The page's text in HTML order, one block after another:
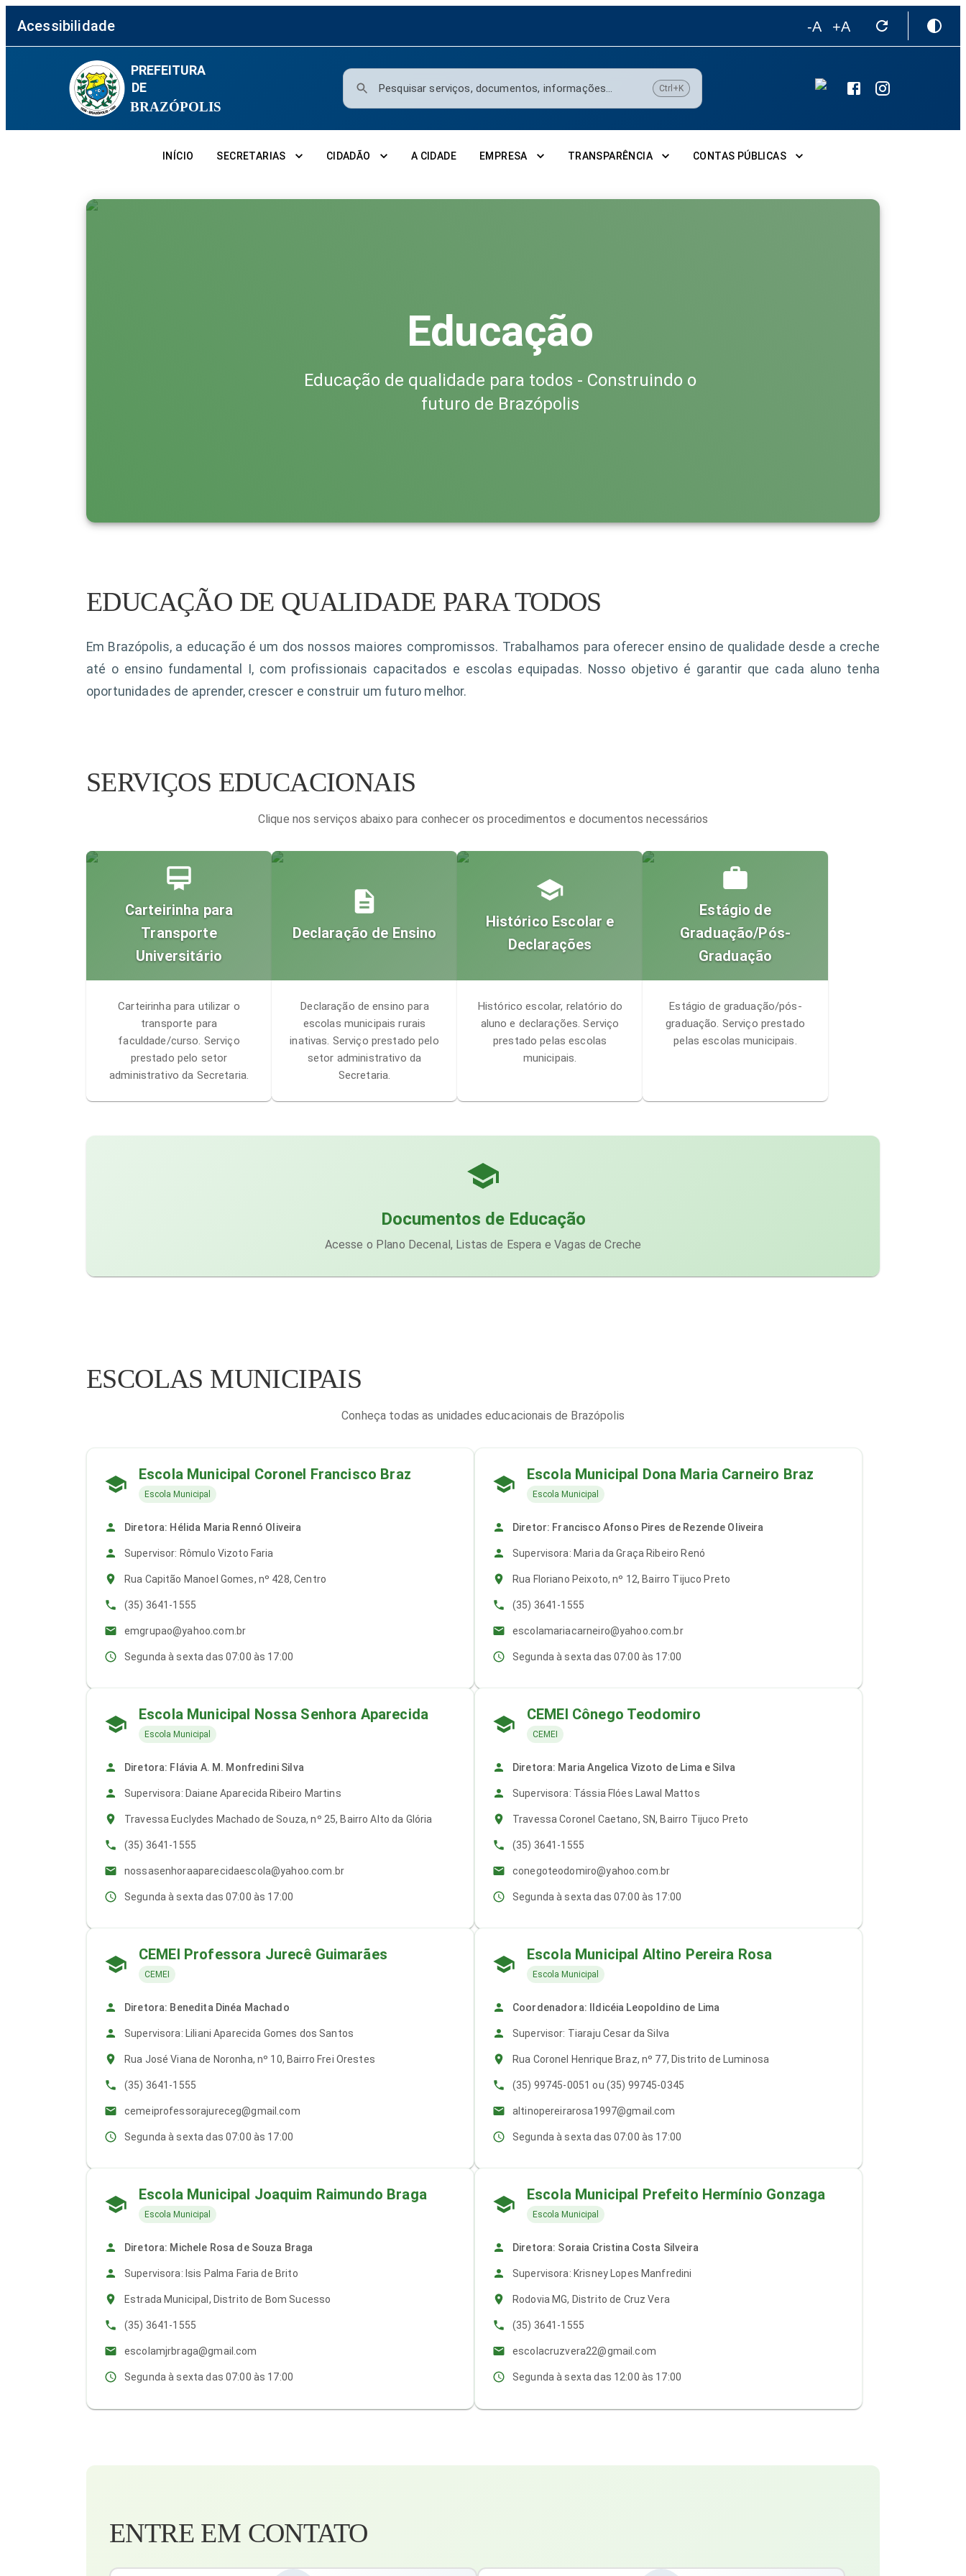
Acessibilidade -A +A
PREFEITURA
DE
BRAZÓPOLIS
Pesquisar serviços, documentos, informações... Ctrl+K
INÍCIO SECRETARIAS CIDADÃO A CIDADE EMPRESA TRANSPARÊNCIA CONTAS PÚBLICAS
Educação
Educação de qualidade para todos - Construindo o
futuro de Brazópolis
EDUCAÇÃO DE QUALIDADE PARA TODOS
Em Brazópolis, a educação é um dos nossos maiores compromissos. Trabalhamos para oferecer ensino de qualidade desde a creche
até o ensino fundamental I, com profissionais capacitados e escolas equipadas. Nosso objetivo é garantir que cada aluno tenha
oportunidades de aprender, crescer e construir um futuro melhor.
SERVIÇOS EDUCACIONAIS
Clique nos serviços abaixo para conhecer os procedimentos e documentos necessários
Carteirinha para
Transporte
Universitário
Carteirinha para utilizar o
transporte para
faculdade/curso. Serviço
prestado pelo setor
administrativo da Secretaria.
Declaração de Ensino
Declaração de ensino para
escolas municipais rurais
inativas. Serviço prestado pelo
setor administrativo da
Secretaria.
Histórico Escolar e
Declarações
Histórico escolar, relatório do
aluno e declarações. Serviço
prestado pelas escolas
municipais.
Estágio de
Graduação/Pós-
Graduação
Estágio de graduação/pós-
graduação. Serviço prestado
pelas escolas municipais.
Documentos de Educação
Acesse o Plano Decenal, Listas de Espera e Vagas de Creche
ESCOLAS MUNICIPAIS
Conheça todas as unidades educacionais de Brazópolis
Escola Municipal Coronel Francisco Braz
Escola Municipal
Diretora: Hélida Maria Rennó Oliveira
Supervisor: Rômulo Vizoto Faria
Rua Capitão Manoel Gomes, nº 428, Centro
(35) 3641-1555
emgrupao@yahoo.com.br
Segunda à sexta das 07:00 às 17:00
Escola Municipal Dona Maria Carneiro Braz
Escola Municipal
Diretor: Francisco Afonso Pires de Rezende Oliveira
Supervisora: Maria da Graça Ribeiro Renó
Rua Floriano Peixoto, nº 12, Bairro Tijuco Preto
(35) 3641-1555
escolamariacarneiro@yahoo.com.br
Segunda à sexta das 07:00 às 17:00
Escola Municipal Nossa Senhora Aparecida
Escola Municipal
Diretora: Flávia A. M. Monfredini Silva
Supervisora: Daiane Aparecida Ribeiro Martins
Travessa Euclydes Machado de Souza, nº 25, Bairro Alto da Glória
(35) 3641-1555
nossasenhoraaparecidaescola@yahoo.com.br
Segunda à sexta das 07:00 às 17:00
CEMEI Cônego Teodomiro
CEMEI
Diretora: Maria Angelica Vizoto de Lima e Silva
Supervisora: Tássia Flóes Lawal Mattos
Travessa Coronel Caetano, SN, Bairro Tijuco Preto
(35) 3641-1555
conegoteodomiro@yahoo.com.br
Segunda à sexta das 07:00 às 17:00
CEMEI Professora Jurecê Guimarães
CEMEI
Diretora: Benedita Dinéa Machado
Supervisora: Liliani Aparecida Gomes dos Santos
Rua José Viana de Noronha, nº 10, Bairro Frei Orestes
(35) 3641-1555
cemeiprofessorajureceg@gmail.com
Segunda à sexta das 07:00 às 17:00
Escola Municipal Altino Pereira Rosa
Escola Municipal
Coordenadora: Ildicéia Leopoldino de Lima
Supervisor: Tiaraju Cesar da Silva
Rua Coronel Henrique Braz, nº 77, Distrito de Luminosa
(35) 99745-0051 ou (35) 99745-0345
altinopereirarosa1997@gmail.com
Segunda à sexta das 07:00 às 17:00
Escola Municipal Joaquim Raimundo Braga
Escola Municipal
Diretora: Michele Rosa de Souza Braga
Supervisora: Isis Palma Faria de Brito
Estrada Municipal, Distrito de Bom Sucesso
(35) 3641-1555
escolamjrbraga@gmail.com
Segunda à sexta das 07:00 às 17:00
Escola Municipal Prefeito Hermínio Gonzaga
Escola Municipal
Diretora: Soraia Cristina Costa Silveira
Supervisora: Krisney Lopes Manfredini
Rodovia MG, Distrito de Cruz Vera
(35) 3641-1555
escolacruzvera22@gmail.com
Segunda à sexta das 12:00 às 17:00
ENTRE EM CONTATO